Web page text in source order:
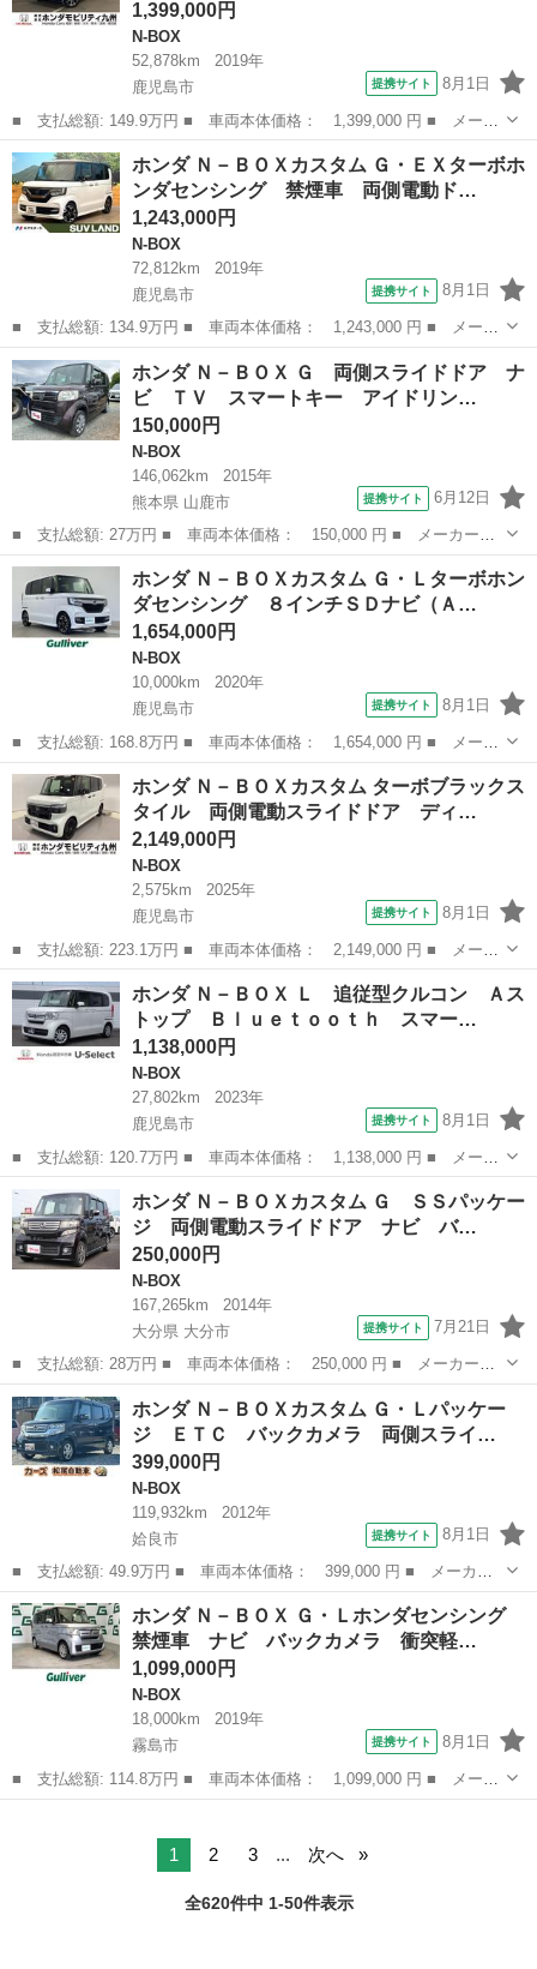
1,399,000円
N-BOX
52,878km
2019年
鹿児島市
提携サイト 8月1日
■ 支払総額: 149.9万円 ■ 車両本体価格： 1,399,000 円 ■ メーカ
ー名： ホンダ ■ 車種名： Ｎ－ＢＯＸカスタム ■ グレード
名： Ｇ・Ｌホンダセンシング メモリーナビ ＥＴＣ リアカメ
ラ シートヒー...
鹿児島 鹿児島市 N-BOX
ホンダ Ｎ－ＢＯＸカスタム Ｇ・ＥＸターボホ
ンダセンシング 禁煙車 両側電動ド…
1,243,000円
N-BOX
72,812km
2019年
鹿児島市
提携サイト 8月1日
■ 支払総額: 134.9万円 ■ 車両本体価格： 1,243,000 円 ■ メーカ
ー名： ホンダ ■ 車種名： Ｎ－ＢＯＸカスタム ■ グレード
名： Ｇ・ＥＸターボホンダセンシング 禁煙車 両側電動ドア １
１インチナビ...
鹿児島 鹿児島市 N-BOX
ホンダ Ｎ－ＢＯＸ Ｇ 両側スライドドア ナ
ビ ＴＶ スマートキー アイドリン…
150,000円
N-BOX
146,062km
2015年
熊本県 山鹿市
提携サイト 6月12日
■ 支払総額: 27万円 ■ 車両本体価格： 150,000 円 ■ メーカー
名： ホンダ ■ 車種名： Ｎ－ＢＯＸ ■ グレード名： Ｇ 両側
スライドドア ナビ ＴＶ スマートキー アイドリングストップ
電動格納ミラー ...
熊本 山鹿市 N-BOX
ホンダ Ｎ－ＢＯＸカスタム Ｇ・Ｌターボホン
ダセンシング ８インチＳＤナビ（Ａ…
1,654,000円
N-BOX
10,000km
2020年
鹿児島市
提携サイト 8月1日
■ 支払総額: 168.8万円 ■ 車両本体価格： 1,654,000 円 ■ メーカ
ー名： ホンダ ■ 車種名： Ｎ－ＢＯＸカスタム ■ グレード
名： Ｇ・Ｌターボホンダセンシング ８インチＳＤナビ（ＡＭ／Ｆ
Ｍ／ＣＤ／Ｄ...
鹿児島 鹿児島市 N-BOX
ホンダ Ｎ－ＢＯＸカスタム ターボブラックス
タイル 両側電動スライドドア ディ…
2,149,000円
N-BOX
2,575km
2025年
鹿児島市
提携サイト 8月1日
■ 支払総額: 223.1万円 ■ 車両本体価格： 2,149,000 円 ■ メーカ
ー名： ホンダ ■ 車種名： Ｎ－ＢＯＸカスタム ■ グレード
名： ターボブラックスタイル 両側電動スライドドア ディスプレ
イオーディオ...
鹿児島 鹿児島市 N-BOX
ホンダ Ｎ－ＢＯＸ Ｌ 追従型クルコン Ａス
トップ Ｂｌｕｅｔｏｏｔｈ スマー…
1,138,000円
N-BOX
27,802km
2023年
鹿児島市
提携サイト 8月1日
■ 支払総額: 120.7万円 ■ 車両本体価格： 1,138,000 円 ■ メーカ
ー名： ホンダ ■ 車種名： Ｎ－ＢＯＸ ■ グレード名： Ｌ 追
従型クルコン Ａストップ Ｂｌｕｅｔｏｏｔｈ スマートキ リア
カメラ ...
鹿児島 鹿児島市 N-BOX
ホンダ Ｎ－ＢＯＸカスタム Ｇ ＳＳパッケー
ジ 両側電動スライドドア ナビ バ…
250,000円
N-BOX
167,265km
2014年
大分県 大分市
提携サイト 7月21日
■ 支払総額: 28万円 ■ 車両本体価格： 250,000 円 ■ メーカー
名： ホンダ ■ 車種名： Ｎ－ＢＯＸカスタム ■ グレード名：
Ｇ ＳＳパッケージ 両側電動スライドドア ナビ バックモニタ
ー ＴＶ スマート...
大分 大分市 N-BOX
ホンダ Ｎ－ＢＯＸカスタム Ｇ・Ｌパッケー
ジ ＥＴＣ バックカメラ 両側スライ…
399,000円
N-BOX
119,932km
2012年
姶良市
提携サイト 8月1日
■ 支払総額: 49.9万円 ■ 車両本体価格： 399,000 円 ■ メーカー
名： ホンダ ■ 車種名： Ｎ－ＢＯＸカスタム ■ グレード名：
Ｇ・Ｌパッケージ ＥＴＣ バックカメラ 両側スライド・片側電
動 ナビ ＴＶ...
鹿児島 姶良市 N-BOX
ホンダ Ｎ－ＢＯＸ Ｇ・Ｌホンダセンシング
禁煙車 ナビ バックカメラ 衝突軽…
1,099,000円
N-BOX
18,000km
2019年
霧島市
提携サイト 8月1日
■ 支払総額: 114.8万円 ■ 車両本体価格： 1,099,000 円 ■ メーカ
ー名： ホンダ ■ 車種名： Ｎ－ＢＯＸ ■ グレード名： Ｇ・Ｌ
1 2 3 ... 次へ
全620件中 1-50件表示